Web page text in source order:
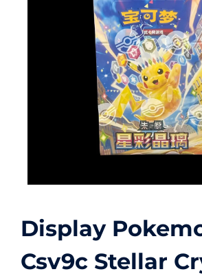
Display
Csv9c Stellar